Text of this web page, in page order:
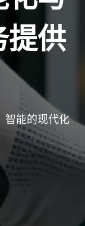
提供
智能的现代化